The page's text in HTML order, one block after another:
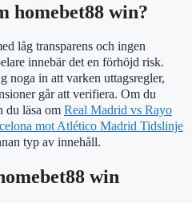
homebet88 win?
låg transparens och ingen
innebär det en förhöjd risk.
noga in att varken uttagsregler,
går att verifiera. Om du
du läsa om Real Madrid vs Rayo
mot Atlético Madrid Tidslinje
typ av innehåll.
win